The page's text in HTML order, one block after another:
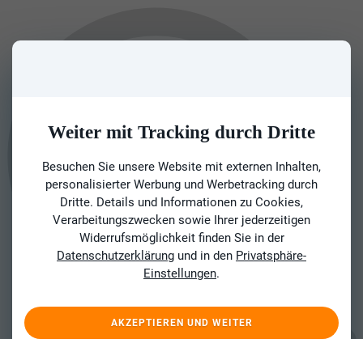
Weiter mit Tracking durch Dritte
Besuchen Sie unsere Website mit externen Inhalten,
personalisierter Werbung und Werbetracking durch
Dritte. Details und Informationen zu Cookies,
Verarbeitungszwecken sowie Ihrer jederzeitigen
Widerrufsmöglichkeit finden Sie in der
Datenschutzerklärung und in den Privatsphäre-
Einstellungen.
AKZEPTIEREN UND WEITER